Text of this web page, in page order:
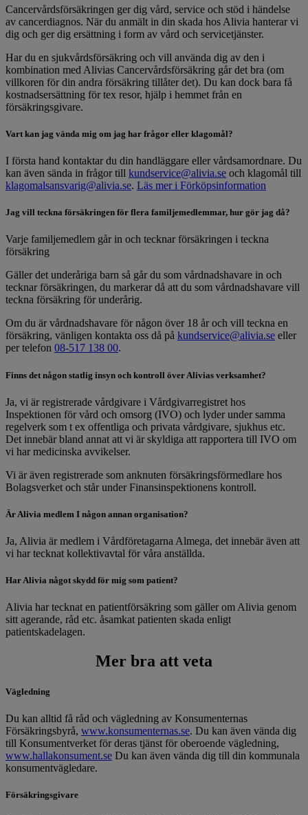
Cancervårdsförsäkringen ger dig vård, service och stöd i händelse
av cancerdiagnos. När du anmält in din skada hos Alivia hanterar vi
dig och ger dig ersättning i form av vård och servicetjänster.
Har du en sjukvårdsförsäkring och vill använda dig av den i
kombination med Alivias Cancervårdsförsäkring går det bra (om
villkoren för din andra försäkring tillåter det). Du kan dock bara få
kostnadsersättning för tex resor, hjälp i hemmet från en
försäkringsgivare.
Vart kan jag vända mig om jag har frågor eller klagomål?
I första hand kontaktar du din handläggare eller vårdsamordnare. Du
kan även sända in frågor till kundservice@alivia.se och klagomål till
klagomalsansvarig@alivia.se. Läs mer i Förköpsinformation
Jag vill teckna försäkringen för flera familjemedlemmar, hur gör jag då?
Varje familjemedlem går in och tecknar försäkringen i teckna
försäkring
Gäller det underåriga barn så går du som vårdnadshavare in och
tecknar försäkringen, du markerar då att du som vårdnadshavare vill
teckna försäkring för underårig.
Om du är vårdnadshavare för någon över 18 år och vill teckna en
försäkring, vänligen kontakta oss då på kundservice@alivia.se eller
per telefon 08-517 138 00.
Finns det någon statlig insyn och kontroll över Alivias verksamhet?
Ja, vi är registrerade vårdgivare i Vårdgivarregistret hos
Inspektionen för vård och omsorg (IVO) och lyder under samma
regelverk som t ex offentliga och privata vårdgivare, sjukhus etc.
Det innebär bland annat att vi är skyldiga att rapportera till IVO om
vi har medicinska avvikelser.
Vi är även registrerade som anknuten försäkringsförmedlare hos
Bolagsverket och står under Finansinspektionens kontroll.
Är Alivia medlem I någon annan organisation?
Ja, Alivia är medlem i Vårdföretagarna Almega, det innebär även att
vi har tecknat kollektivavtal för våra anställda.
Har Alivia något skydd för mig som patient?
Alivia har tecknat en patientförsäkring som gäller om Alivia genom
sitt agerande, råd etc. åsamkat patienten skada enligt
patientskadelagen.
Mer bra att veta
Vägledning
Du kan alltid få råd och vägledning av Konsumenternas
Försäkringsbyrå, www.konsumenternas.se. Du kan även vända dig
till Konsumentverket för deras tjänst för oberoende vägledning,
www.hallakonsument.se Du kan även vända dig till din kommunala
konsumentvägledare.
Försäkringsgivare